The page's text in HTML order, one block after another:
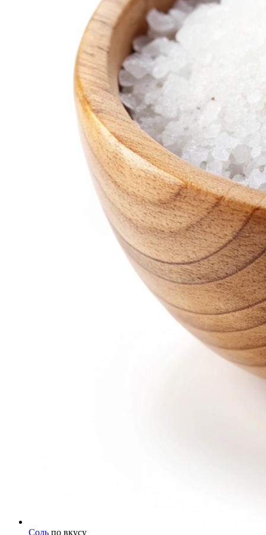
Соль по вкусу